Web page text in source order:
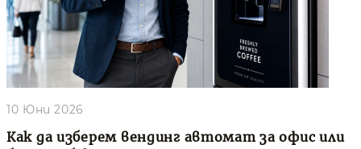
Как да изберем вендинг автомат за офис или
10 Юни 2026